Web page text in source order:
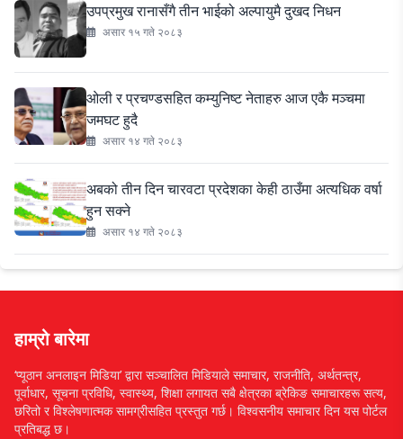
उपप्रमुख रानासँगै तीन भाईको अल्पायुमै दुखद निधन
असार १५ गते २०८३
ओली र प्रचण्डसहित कम्युनिष्ट नेताहरु आज एकै मञ्चमा
जमघट हुदै
असार १४ गते २०८३
अबको तीन दिन चारवटा प्रदेशका केही ठाउँमा अत्यधिक वर्षा
हुन सक्ने
असार १४ गते २०८३
हाम्रो बारेमा
‘प्यूठान अनलाइन मिडिया’ द्वारा सञ्चालित मिडियाले समाचार, राजनीति, अर्थतन्त्र,
पूर्वाधार, सूचना प्रविधि, स्वास्थ्य, शिक्षा लगायत सबै क्षेत्रका ब्रेकिङ समाचारहरू सत्य,
छरितो र विश्लेषणात्मक सामग्रीसहित प्रस्तुत गर्छ। विश्वसनीय समाचार दिन यस पोर्टल
प्रतिबद्ध छ।